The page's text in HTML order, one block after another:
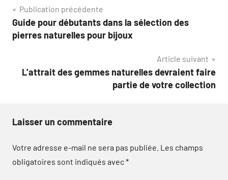
Navigation
de
Publication précédente
Guide pour débutants dans la sélection des
pierres naturelles pour bijoux
Article suivant
L’attrait des gemmes naturelles devraient faire
partie de votre collection
Laisser un commentaire
Votre adresse e-mail ne sera pas publiée. Les champs
obligatoires sont indiqués avec*